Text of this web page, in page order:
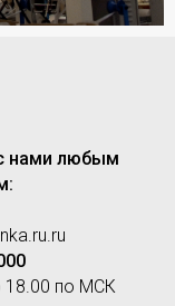
нами любым
18.00 по МСК